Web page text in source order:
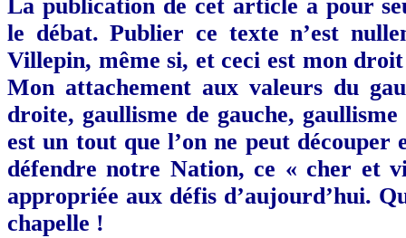
La publication de cet article a pour
le débat. Publier ce texte n’est
Villepin, même si, et ceci est mon
Mon attachement aux valeurs du
droite, gaullisme de gauche,
est un tout que l’on ne peut
défendre notre Nation, ce « cher et
appropriée aux défis d’aujourd’hui.
chapelle !